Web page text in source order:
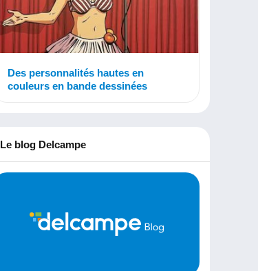
Des personnalités hautes en
couleurs en bande dessinées
Le blog Delcampe